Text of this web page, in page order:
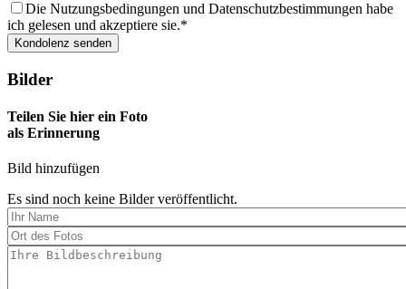
Die Nutzungsbedingungen und Datenschutzbestimmungen habe
ich gelesen und akzeptiere sie.
Bilder
Teilen Sie hier ein Foto
als Erinnerung
Bild hinzufügen
Es sind noch keine Bilder veröffentlicht.